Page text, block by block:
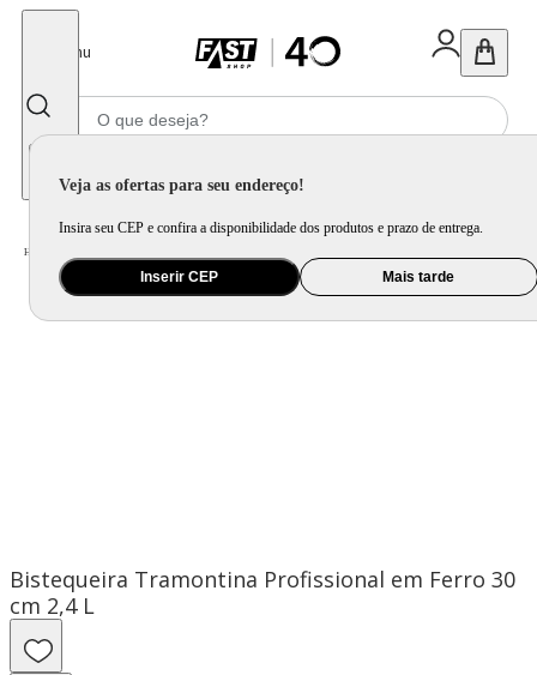
Menu
Veja as ofertas para seu endereço!
Insira seu CEP e confira a disponibilidade dos produtos e prazo de entrega.
Inserir CEP Mais tarde
Home
Bistequeira Tramontina Profissional em Ferro 30
cm 2,4 L